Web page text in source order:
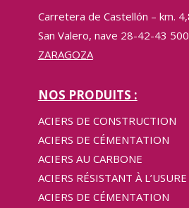
Carretera de Castellón – km.
San Valero, nave 28-42-43
ZARAGOZA
NOS PRODUITS :
ACIERS DE CONSTRUCTION
ACIERS DE CÉMENTATION
ACIERS AU CARBONE
ACIERS RÉSISTANT À L’USURE
ACIERS DE CÉMENTATION